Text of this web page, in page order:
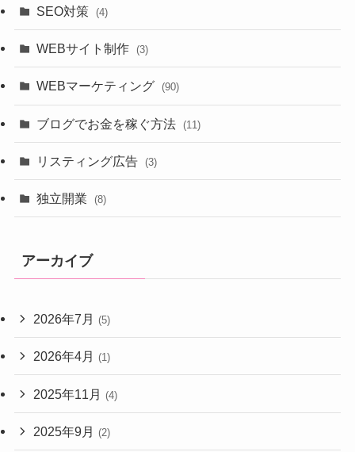
SEO対策 (4)
WEBサイト制作 (3)
WEBマーケティング (90)
ブログでお金を稼ぐ方法 (11)
リスティング広告 (3)
独立開業 (8)
アーカイブ
2026年7月 (5)
2026年4月 (1)
2025年11月 (4)
2025年9月 (2)